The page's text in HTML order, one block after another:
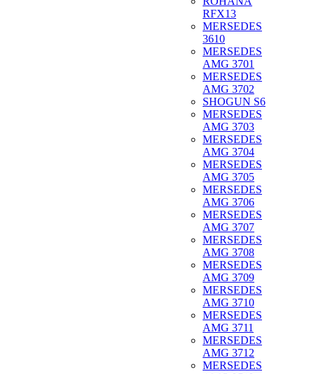
RFX13
MERSEDES
3610
MERSEDES
AMG 3701
MERSEDES
AMG 3702
SHOGUN S6
MERSEDES
AMG 3703
MERSEDES
AMG 3704
MERSEDES
AMG 3705
MERSEDES
AMG 3706
MERSEDES
AMG 3707
MERSEDES
AMG 3708
MERSEDES
AMG 3709
MERSEDES
AMG 3710
MERSEDES
AMG 3711
MERSEDES
AMG 3712
MERSEDES